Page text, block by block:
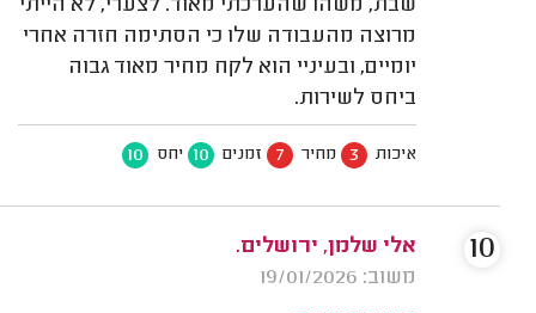
שבת, משהו שהערכתי מאוד. לצערי, לא הייתי
מרוצה מהעבודה שלו כי הסתימה חזרה אחרי
יומיים, ובעיניי הוא לקח מחיר מאוד גבוה
ביחס לשירות.
איכות 3 מחיר 7 זמנים 10 יחס 10
אלי שלמן, ירושלים.
משוב: 19/01/2026
10